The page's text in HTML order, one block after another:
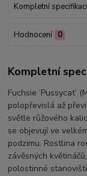
Kompletní
Hodnocení 0
Kompletní
Fuchsie ‘Pussycat’
polopřevislá až
světle růžového
se objevují ve
podzimu. Rostlina
závěsných
polostinné